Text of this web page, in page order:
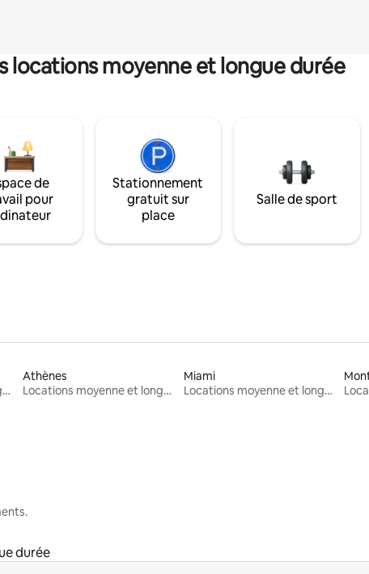
locations moyenne et longue durée
de
pour
Stationnement
gratuit sur
place
Salle de sport
Locations moyenne et longue durée
Athènes
Locations moyenne et longue durée
Miami
Locations moyenne et longue durée
durée